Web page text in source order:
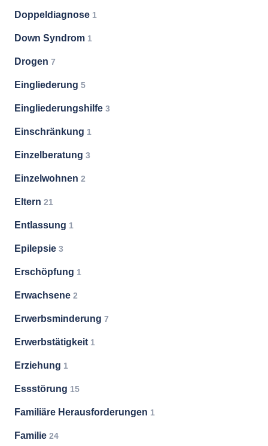
Doppeldiagnose 1
Down Syndrom 1
Drogen 7
Eingliederung 5
Eingliederungshilfe 3
Einschränkung 1
Einzelberatung 3
Einzelwohnen 2
Eltern 21
Entlassung 1
Epilepsie 3
Erschöpfung 1
Erwachsene 2
Erwerbsminderung 7
Erwerbstätigkeit 1
Erziehung 1
Essstörung 15
Familiäre Herausforderungen 1
Familie 24